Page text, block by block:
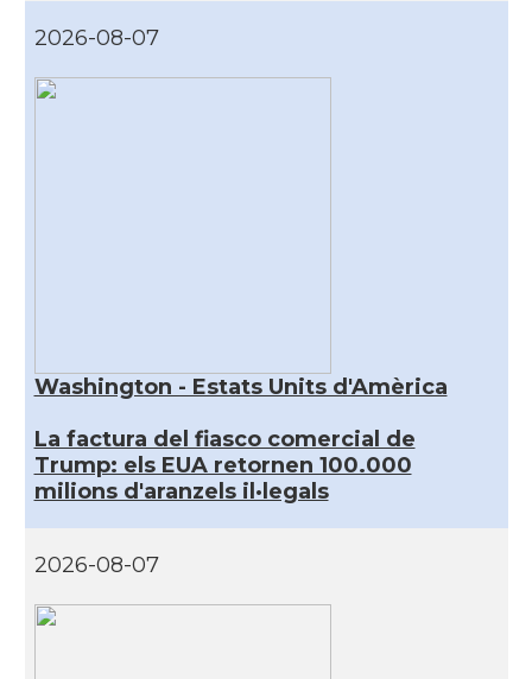
2026-08-07
Washington - Estats Units d'Amèrica
La factura del fiasco comercial de
Trump: els EUA retornen 100.000
milions d'aranzels il·legals
2026-08-07